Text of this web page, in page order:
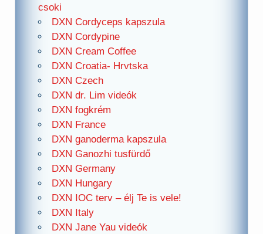
csoki
DXN Cordyceps kapszula
DXN Cordypine
DXN Cream Coffee
DXN Croatia- Hrvtska
DXN Czech
DXN dr. Lim videók
DXN fogkrém
DXN France
DXN ganoderma kapszula
DXN Ganozhi tusfürdő
DXN Germany
DXN Hungary
DXN IOC terv – élj Te is vele!
DXN Italy
DXN Jane Yau videók